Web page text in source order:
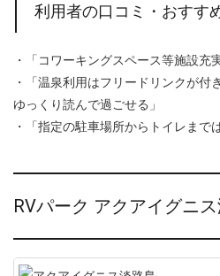
利用者の口コミ・おすす
・「コワーキングスペース等施設充
・「温泉利用はフリードリンクが付
ゆっくり読んで過ごせる」
・「指定の駐車場所からトイレまで
RVパーク アクアイグニ